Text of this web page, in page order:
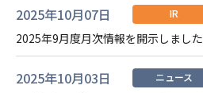
2025年10月07日 IR
2025年9月度月次情報を開示しました
2025年10月03日 ニュース